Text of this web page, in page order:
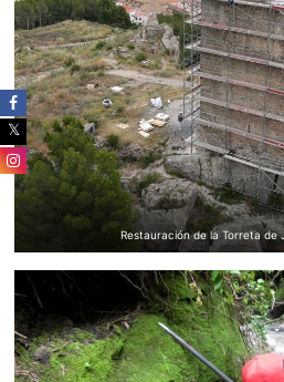
Restauración de la Torreta de